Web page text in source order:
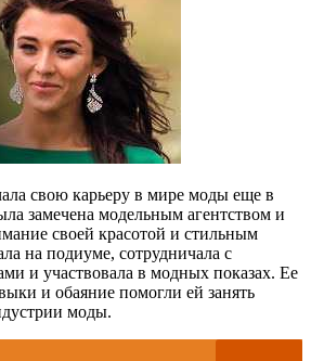
свою карьеру в мире моды еще в
замечена модельным агентством и
своей красотой и стильным
на подиуме, сотрудничала с
и участвовала в модных показах. Ее
и обаяние помогли ей занять
моды.